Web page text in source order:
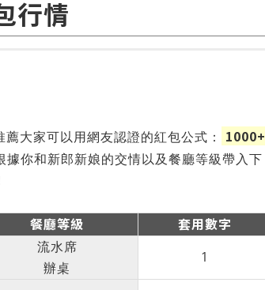
行情
薦大家可以用網友認證的紅包公式：
1000+
據你和新郎新娘的交情以及餐廳等級帶入下
餐廳等級 套用數字
流水席
辦桌
1